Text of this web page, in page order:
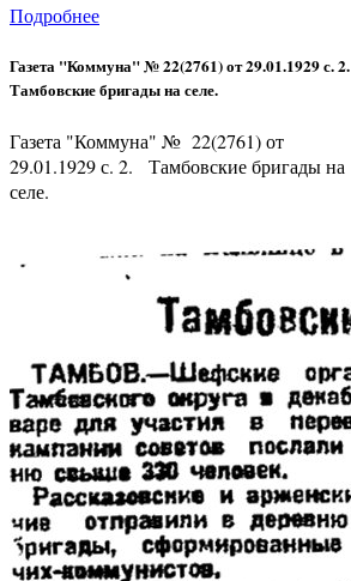
Подробнее
Газета "Коммуна" № 22(2761) от 29.01.1929 с. 2.
Тамбовские бригады на селе.
Газета "Коммуна" № 22(2761) от
29.01.1929 с. 2. Тамбовские бригады на
селе.